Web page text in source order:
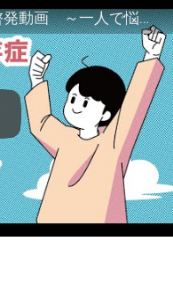
「ギャンブル等依存症対策啓発動画 ～一人で悩まず、家族で悩まず、まず！相談機関へ～」